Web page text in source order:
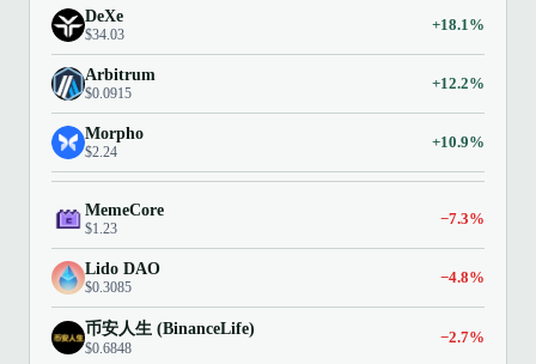
DeXe
$34.03
+18.1%
Arbitrum
$0.0915
+12.2%
Morpho
$2.24
+10.9%
MemeCore
$1.23
−7.3%
Lido DAO
$0.3085
−4.8%
币安人生 (BinanceLife)
$0.6848
−2.7%